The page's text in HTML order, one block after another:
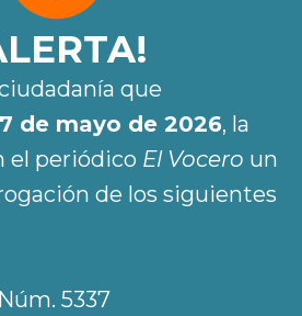
que
de mayo de 2026, la
el periódico El Vocero un
de los siguientes
5337